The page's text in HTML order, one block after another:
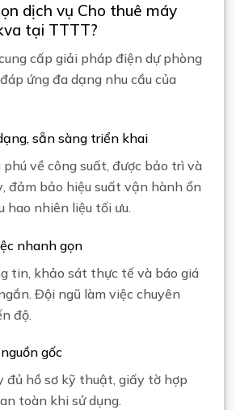
dịch vụ Cho thuê máy
tại TTTT?
cấp giải pháp điện dự phòng
ứng đa dạng nhu cầu của
sẵn sàng triển khai
về công suất, được bảo trì và
đảm bảo hiệu suất vận hành ổn
hao nhiên liệu tối ưu.
nhanh gọn
tin, khảo sát thực tế và báo giá
Đội ngũ làm việc chuyên
độ.
gốc
đủ hồ sơ kỹ thuật, giấy tờ hợp
toàn khi sử dụng.